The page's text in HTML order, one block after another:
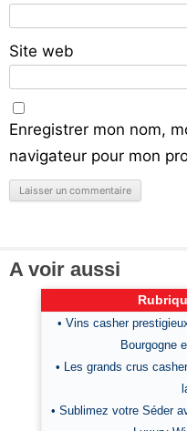
Site web
Enregistrer mon nom,
navigateur pour mon
A voir aussi
• Vins casher
Bourgogne
• Les grands crus
• Sublimez votre Séder